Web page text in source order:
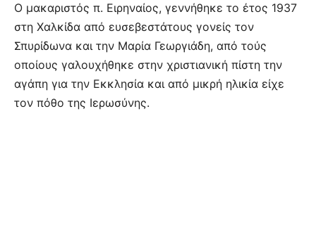
Ο μακαριστός π. Ειρηναίος, γεννήθηκε το έτος 1937
στη Χαλκίδα από ευσεβεστάτους γονείς τον
Σπυρίδωνα και την Μαρία Γεωργιάδη, από τούς
οποίους γαλουχήθηκε στην χριστιανική πίστη την
αγάπη για την Εκκλησία και από μικρή ηλικία είχε
τον πόθο της Ιερωσύνης.